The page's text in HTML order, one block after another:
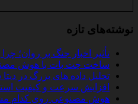
نوشته‌های تازه
تأثیر اخبار جنگ بر
ساخت چت‌ بات با هوش مصنوعی در 7 مرحله از ایده
تحلیل داده‌ های بزرگ در دیتا
افزایش سرعت و کیفیت
هوش مصنوعی روی کدام مشاغل